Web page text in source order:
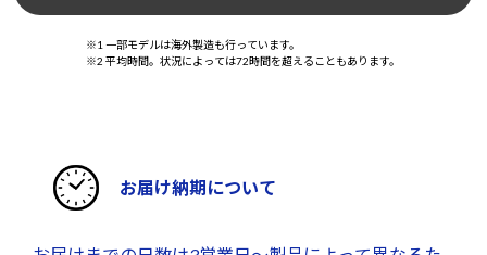
※1 一部モデルは海外製造も行っています。
※2 平均時間。状況によっては72時間を超えることもあります。
お届け納期について